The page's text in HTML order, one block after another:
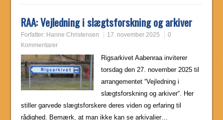
RAA: Vejledning i slægtsforskning og arkiver
Forfatter: Hanne Christensen 17. november 2025
0
Kommentarer
Rigsarkivet Aabenraa inviterer
torsdag den 27. november 2025 til
arrangementet “Vejledning i
slægtsforskning og arkiver“. Her
stiller garvede slægtsforskere deres viden og erfaring til
rådighed. Bemærk, at man ikke kan se arkivalier…